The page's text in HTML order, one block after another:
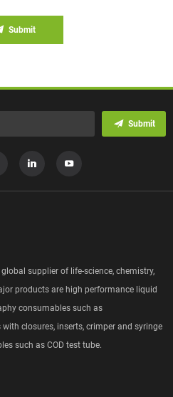
Submit
Submit
supplier of life-science, chemistry,
products are high performance liquid
consumables such as
closures, inserts, crimper and syringe
such as COD test tube.